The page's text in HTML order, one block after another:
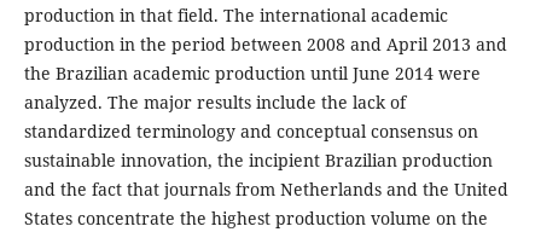
production in that field. The international academic
production in the period between 2008 and April 2013 and
the Brazilian academic production until June 2014 were
analyzed. The major results include the lack of
standardized terminology and conceptual consensus on
sustainable innovation, the incipient Brazilian production
and the fact that journals from Netherlands and the United
States concentrate the highest production volume on the